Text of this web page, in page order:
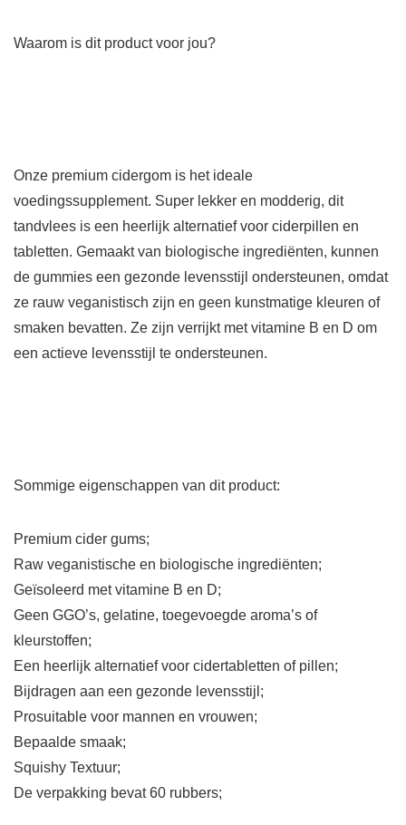
Waarom is dit product voor jou?
Onze premium cidergom is het ideale
voedingssupplement. Super lekker en modderig, dit
tandvlees is een heerlijk alternatief voor ciderpillen en
tabletten. Gemaakt van biologische ingrediënten, kunnen
de gummies een gezonde levensstijl ondersteunen, omdat
ze rauw veganistisch zijn en geen kunstmatige kleuren of
smaken bevatten. Ze zijn verrijkt met vitamine B en D om
een actieve levensstijl te ondersteunen.
Sommige eigenschappen van dit product:
Premium cider gums;
Raw veganistische en biologische ingrediënten;
Geïsoleerd met vitamine B en D;
Geen GGO’s, gelatine, toegevoegde aroma’s of
kleurstoffen;
Een heerlijk alternatief voor cidertabletten of pillen;
Bijdragen aan een gezonde levensstijl;
Prosuitable voor mannen en vrouwen;
Bepaalde smaak;
Squishy Textuur;
De verpakking bevat 60 rubbers;